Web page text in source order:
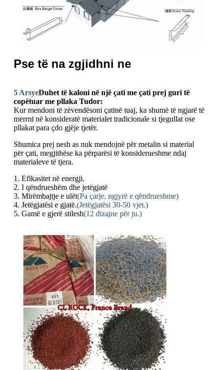
Pse të na zgjidhni ne
5 ArsyeDuhet të kaloni në një çati me çati prej guri të
copëtuar me pllaka Tudor:
Kur mendoni të zëvendësoni çatinë tuaj, ka shumë të ngjarë të
merrni në konsideratë materialet tradicionale si tjegullat ose
pllakat para çdo gjëje tjetër.
Shumica prej nesh as nuk mendojnë për metalin si material
për çati, megjithëse ka përparësi të konsiderueshme ndaj
materialeve të tjera.
1. Efikasitet në energji.
2. I qëndrueshëm dhe jetëgjatë
3. Mirëmbajtje e ulët(Pa çarje, ngjyrë e qëndrueshme)
4. Jetëgjatësi e gjatë.(Jetëgjatësi 30-50 vjet.)
5. Gamë e gjerë stilesh(12 dizajne për ju.)